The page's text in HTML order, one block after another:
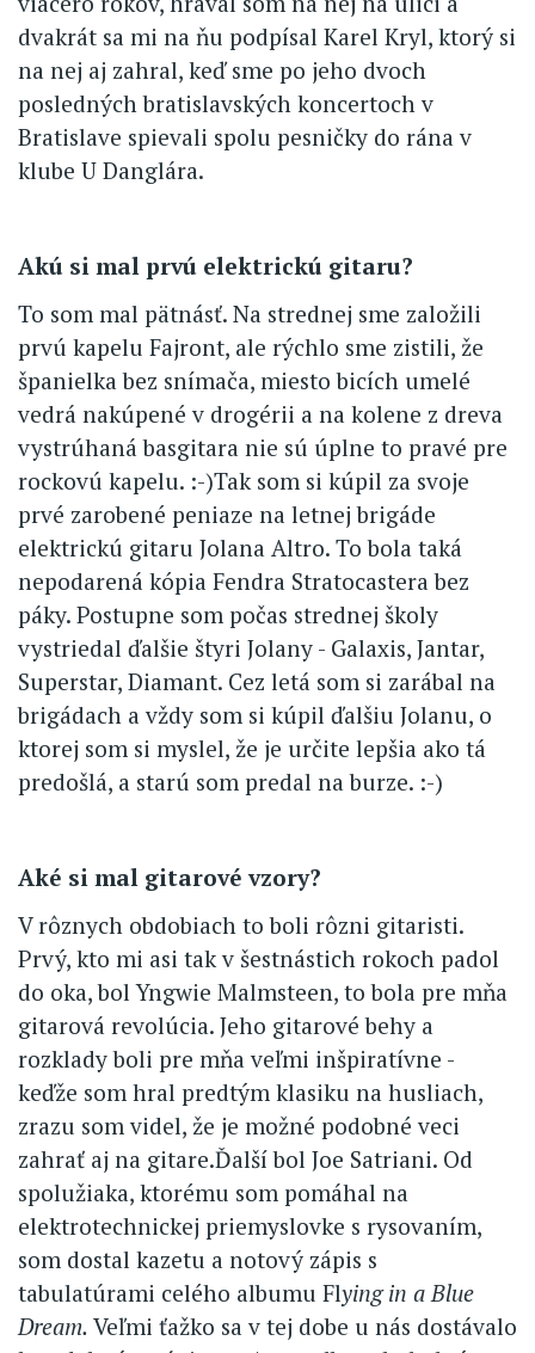
dvakrát sa mi na ňu podpísal Karel Kryl, ktorý si
na nej aj zahral, keď sme po jeho dvoch
posledných bratislavských koncertoch v
Bratislave spievali spolu pesničky do rána v
klube U Danglára.
Akú si mal prvú elektrickú gitaru?
To som mal pätnásť. Na strednej sme založili
prvú kapelu Fajront, ale rýchlo sme zistili, že
španielka bez snímača, miesto bicích umelé
vedrá nakúpené v drogérii a na kolene z dreva
vystrúhaná basgitara nie sú úplne to pravé pre
rockovú kapelu. :-)Tak som si kúpil za svoje
prvé zarobené peniaze na letnej brigáde
elektrickú gitaru Jolana Altro. To bola taká
nepodarená kópia Fendra Stratocastera bez
páky. Postupne som počas strednej školy
vystriedal ďalšie štyri Jolany - Galaxis, Jantar,
Superstar, Diamant. Cez letá som si zarábal na
brigádach a vždy som si kúpil ďalšiu Jolanu, o
ktorej som si myslel, že je určite lepšia ako tá
predošlá, a starú som predal na burze. :-)
Aké si mal gitarové vzory?
V rôznych obdobiach to boli rôzni gitaristi.
Prvý, kto mi asi tak v šestnástich rokoch padol
do oka, bol Yngwie Malmsteen, to bola pre mňa
gitarová revolúcia. Jeho gitarové behy a
rozklady boli pre mňa veľmi inšpiratívne -
keďže som hral predtým klasiku na husliach,
zrazu som videl, že je možné podobné veci
zahrať aj na gitare.Ďalší bol Joe Satriani. Od
spolužiaka, ktorému som pomáhal na
elektrotechnickej priemyslovke s rysovaním,
som dostal kazetu a notový zápis s
tabulatúrami celého albumu Flying in a Blue
Dream. Veľmi ťažko sa v tej dobe u nás dostávalo